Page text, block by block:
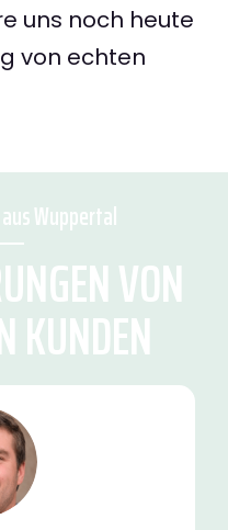
uns noch heute
von echten
Wuppertal
VON
KUNDEN